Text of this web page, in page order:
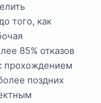
того, как
85% отказов
прохождением
поздних